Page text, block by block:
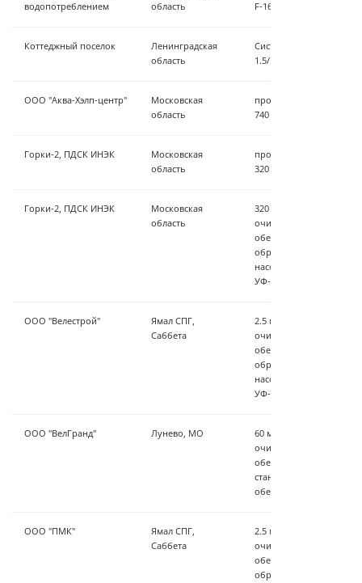
водопотреблением
область
F-1665 TCBT - 3м3/час
Коттеджный поселок
Ленинградская
область
Система очистки воды
1.5/53774-П24 - 30м3/сут
ООО "Аква-Хэлп-центр"
Московская
область
проектирование ВЗУ
740 м³/сут
Горки-2, ПДСК ИНЭК
Московская
область
проектирование ВЗУ
320 м³/сут
Горки-2, ПДСК ИНЭК
Московская
область
320 м³/сут - установка
очистки, станция
обезжелезивания
обратноосмотическая
насосная станция
УФ-обеззараживание.
ООО "Велестрой"
Ямал СПГ,
Саббета
2.5 м³/час - установка
очистки,станция
обезжелезивания
обратноосмотическая
насосная станция
УФ-обеззараживание.
ООО "ВелГранд" Лунево, МО
60 м³/ч - установка
очистки, станция
обезжелезивания
станция подачи
обеззараживание.
ООО "ПМК"
Ямал СПГ,
Саббета
2.5 м³/час - установка
очистки,станция
обезжелезивания
обратноосмотическая